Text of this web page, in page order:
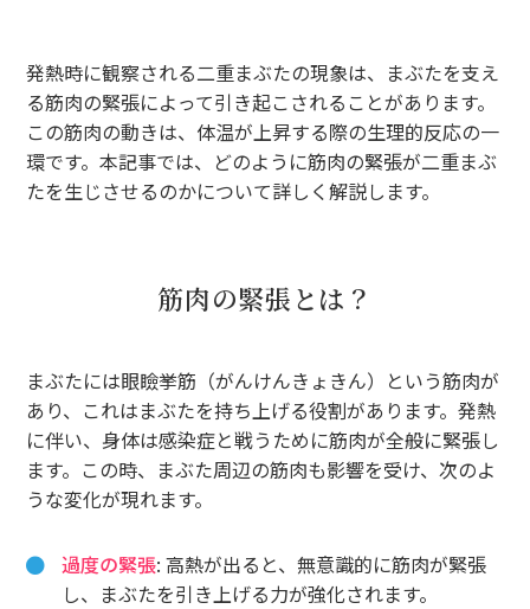
発熱時に観察される二重まぶたの現象は、まぶたを支え
る筋肉の緊張によって引き起こされることがあります。
この筋肉の動きは、体温が上昇する際の生理的反応の一
環です。本記事では、どのように筋肉の緊張が二重まぶ
たを生じさせるのかについて詳しく解説します。
筋肉の緊張とは？
まぶたには眼瞼挙筋（がんけんきょきん）という筋肉が
あり、これはまぶたを持ち上げる役割があります。発熱
に伴い、身体は感染症と戦うために筋肉が全般に緊張し
ます。この時、まぶた周辺の筋肉も影響を受け、次のよ
うな変化が現れます。
過度の緊張: 高熱が出ると、無意識的に筋肉が緊張
し、まぶたを引き上げる力が強化されます。